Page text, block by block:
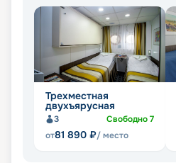
Трехместная
двухъярусная
3 Свободно7
от81 890 ₽/ место